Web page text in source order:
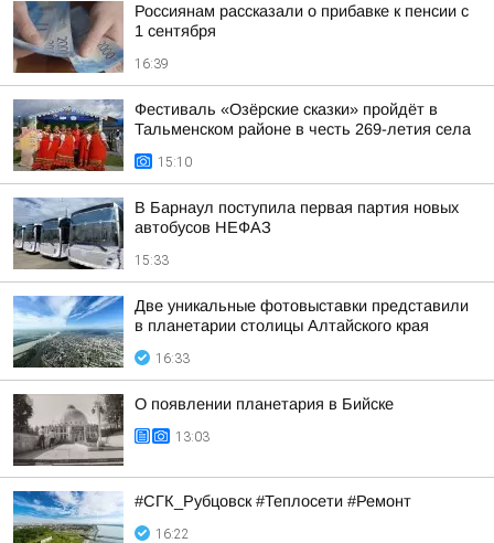
Россиянам рассказали о прибавке к пенсии с
1 сентября
16:39
Фестиваль «Озёрские сказки» пройдёт в
Тальменском районе в честь 269-летия села
15:10
В Барнаул поступила первая партия новых
автобусов НЕФАЗ
15:33
Две уникальные фотовыставки представили
в планетарии столицы Алтайского края
16:33
О появлении планетария в Бийске
13:03
#СГК_Рубцовск #Теплосети #Ремонт
16:22